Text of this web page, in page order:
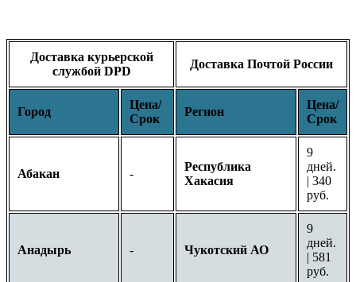
Доставка курьерской
службой DPD
Доставка Почтой России
Город
Цена/
Срок
Регион
Цена/
Срок
Абакан -
Республика
Хакасия
9
дней.
| 340
руб.
Анадырь - Чукотский АО
9
дней.
| 581
руб.